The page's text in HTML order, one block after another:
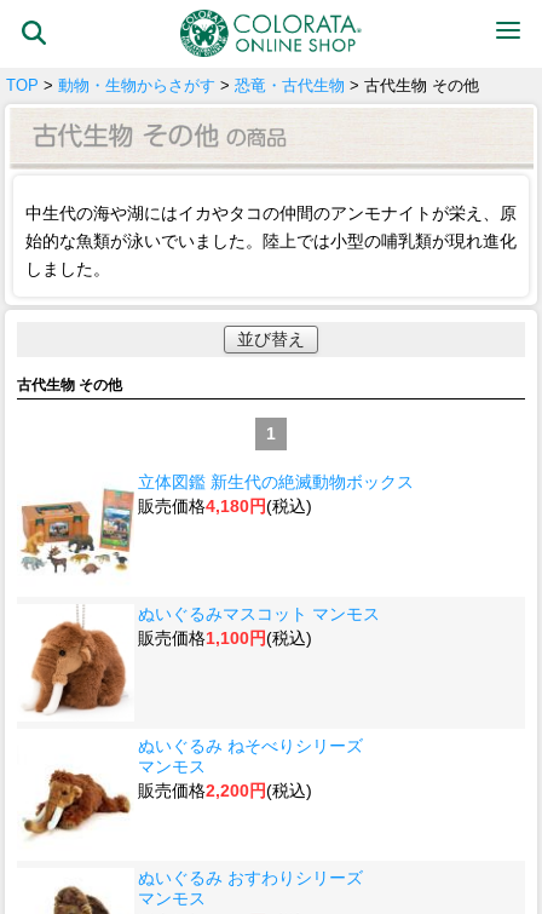
TOP > 動物・生物からさがす > 恐竜・古代生物 > 古代生物 その他
中生代の海や湖にはイカやタコの仲間のアンモナイトが栄え、原
始的な魚類が泳いでいました。陸上では小型の哺乳類が現れ進化
しました。
並び替え
古代生物 その他
1
立体図鑑 新生代の絶滅動物ボックス
販売価格4,180円(税込)
ぬいぐるみマスコット マンモス
販売価格1,100円(税込)
ぬいぐるみ ねそべりシリーズ
マンモス
販売価格2,200円(税込)
ぬいぐるみ おすわりシリーズ
マンモス